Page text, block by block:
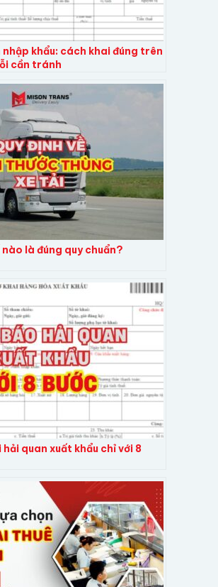
nhập khẩu: cách khai đúng trên
cần tránh
là đúng quy chuẩn?
quan xuất khẩu chỉ với 8